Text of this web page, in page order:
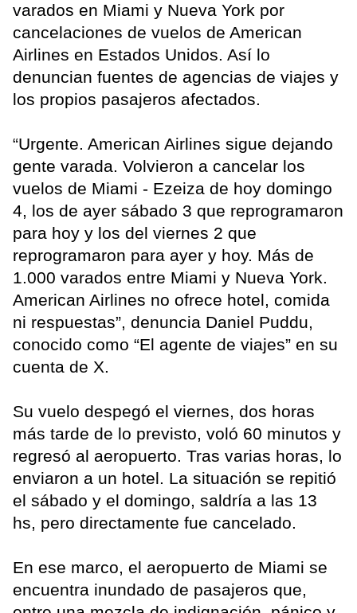
varados en Miami y Nueva York por
cancelaciones de vuelos de American
Airlines en Estados Unidos. Así lo
denuncian fuentes de agencias de viajes y
los propios pasajeros afectados.
“Urgente. American Airlines sigue dejando
gente varada. Volvieron a cancelar los
vuelos de Miami - Ezeiza de hoy domingo
4, los de ayer sábado 3 que reprogramaron
para hoy y los del viernes 2 que
reprogramaron para ayer y hoy. Más de
1.000 varados entre Miami y Nueva York.
American Airlines no ofrece hotel, comida
ni respuestas”, denuncia Daniel Puddu,
conocido como “El agente de viajes” en su
cuenta de X.
Su vuelo despegó el viernes, dos horas
más tarde de lo previsto, voló 60 minutos y
regresó al aeropuerto. Tras varias horas, lo
enviaron a un hotel. La situación se repitió
el sábado y el domingo, saldría a las 13
hs, pero directamente fue cancelado.
En ese marco, el aeropuerto de Miami se
encuentra inundado de pasajeros que,